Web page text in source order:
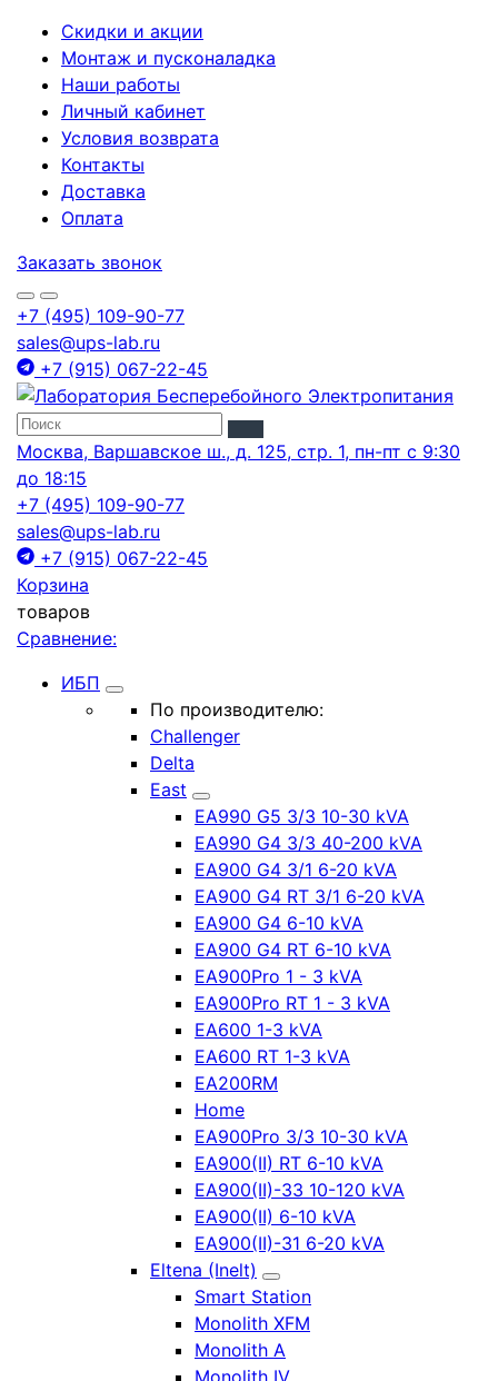
Скидки и акции
Монтаж и пусконаладка
Наши работы
Личный кабинет
Условия возврата
Контакты
Доставка
Оплата
Заказать звонок
+7 (495) 109-90-77
sales@ups-lab.ru
+7 (915) 067-22-45
Москва, Варшавское ш., д. 125, стр. 1, пн-пт с 9:30
до 18:15
+7 (495) 109-90-77
sales@ups-lab.ru
+7 (915) 067-22-45
Корзина
товаров
Сравнение:
ИБП
По производителю:
Challenger
Delta
East
EA990 G5 3/3 10-30 kVA
EA990 G4 3/3 40-200 kVA
EA900 G4 3/1 6-20 kVA
EA900 G4 RT 3/1 6-20 kVA
EA900 G4 6-10 kVA
EA900 G4 RT 6-10 kVA
EA900Pro 1 - 3 kVA
EA900Pro RT 1 - 3 kVA
EA600 1-3 kVA
EA600 RT 1-3 kVA
EA200RM
Home
EA900Pro 3/3 10-30 kVA
EA900(II) RT 6-10 kVA
EA900(II)-33 10-120 kVA
EA900(II) 6-10 kVA
EA900(II)-31 6-20 kVA
Eltena (Inelt)
Smart Station
Monolith XFM
Monolith A
Monolith IV